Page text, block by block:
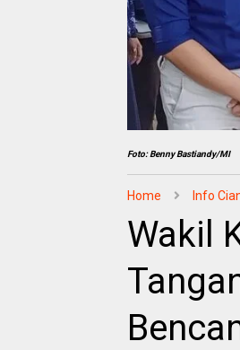
Foto: Benny Bastiandy/MI
Home Info
Wakil